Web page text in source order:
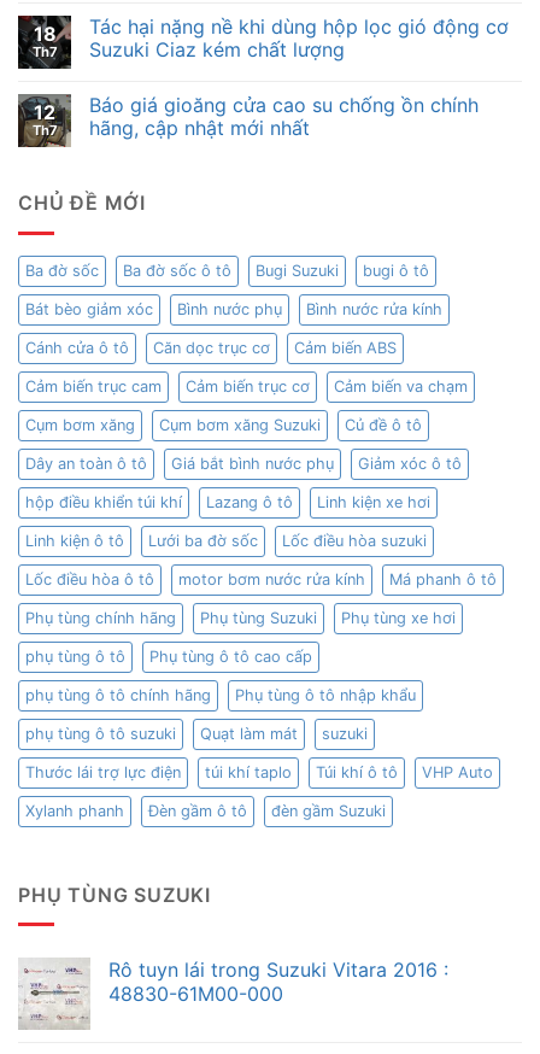
18
Th7
Tác hại nặng nề khi dùng hộp lọc gió động cơ
Suzuki Ciaz kém chất lượng
12
Th7
Báo giá gioăng cửa cao su chống ồn chính
hãng, cập nhật mới nhất
CHỦ ĐỀ MỚI
Ba đờ sốc Ba đờ sốc ô tô Bugi Suzuki bugi ô tô
Bát bèo giảm xóc Bình nước phụ Bình nước rửa kính
Cánh cửa ô tô Căn dọc trục cơ Cảm biến ABS
Cảm biến trục cam Cảm biến trục cơ Cảm biến va chạm
Cụm bơm xăng Cụm bơm xăng Suzuki Củ đề ô tô
Dây an toàn ô tô Giá bắt bình nước phụ Giảm xóc ô tô
hộp điều khiển túi khí Lazang ô tô Linh kiện xe hơi
Linh kiện ô tô Lưới ba đờ sốc Lốc điều hòa suzuki
Lốc điều hòa ô tô motor bơm nước rửa kính Má phanh ô tô
Phụ tùng chính hãng Phụ tùng Suzuki Phụ tùng xe hơi
phụ tùng ô tô Phụ tùng ô tô cao cấp
phụ tùng ô tô chính hãng Phụ tùng ô tô nhập khẩu
phụ tùng ô tô suzuki Quạt làm mát suzuki
Thước lái trợ lực điện túi khí taplo Túi khí ô tô VHP Auto
Xylanh phanh Đèn gầm ô tô đèn gầm Suzuki
PHỤ TÙNG SUZUKI
Rô tuyn lái trong Suzuki Vitara 2016 :
48830-61M00-000